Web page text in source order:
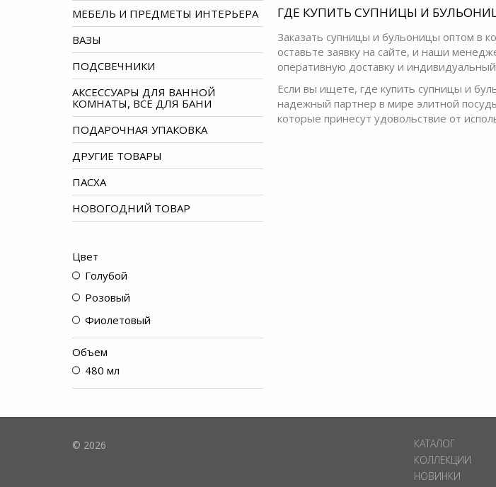
МЕБЕЛЬ И ПРЕДМЕТЫ ИНТЕРЬЕРА
ВАЗЫ
ПОДСВЕЧНИКИ
АКСЕССУАРЫ ДЛЯ ВАННОЙ
КОМНАТЫ, ВСЕ ДЛЯ БАНИ
ПОДАРОЧНАЯ УПАКОВКА
ДРУГИЕ ТОВАРЫ
ПАСХА
НОВОГОДНИЙ ТОВАР
Цвет
Голубой
Розовый
Фиолетовый
Объем
480 мл
ГДЕ КУПИТЬ СУПНИЦЫ И
Заказать супницы и бульоницы оптом в
оставьте заявку на сайте, и наши
оперативную доставку и
Если вы ищете, где купить супницы и
надежный партнер в мире элитной
которые принесут удовольствие от
© 2026
КАТАЛОГ
КОЛЛЕКЦИИ
НОВИНКИ